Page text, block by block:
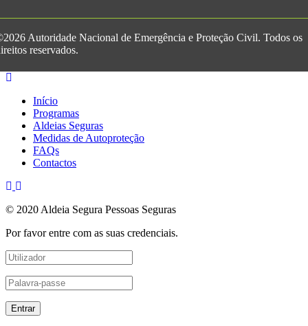
Autoridade Nacional de Emergência e Proteção Civil. Todos os
reservados.
Início
Programas
Aldeias Seguras
Medidas de Autoproteção
FAQs
Contactos
© 2020 Aldeia Segura Pessoas Seguras
Por favor entre com as suas credenciais.